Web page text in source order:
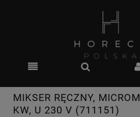
MIKSER RĘCZNY,
KW, U 230 V (711151)